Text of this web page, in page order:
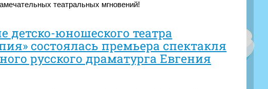
театральных мгновений!
детско-юношеского театра
состоялась премьера спектакля
русского драматурга Евгения